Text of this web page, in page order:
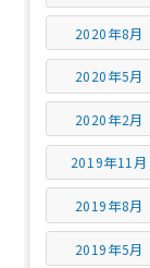
2020年8月
2020年5月
2020年2月
2019年11月
2019年8月
2019年5月